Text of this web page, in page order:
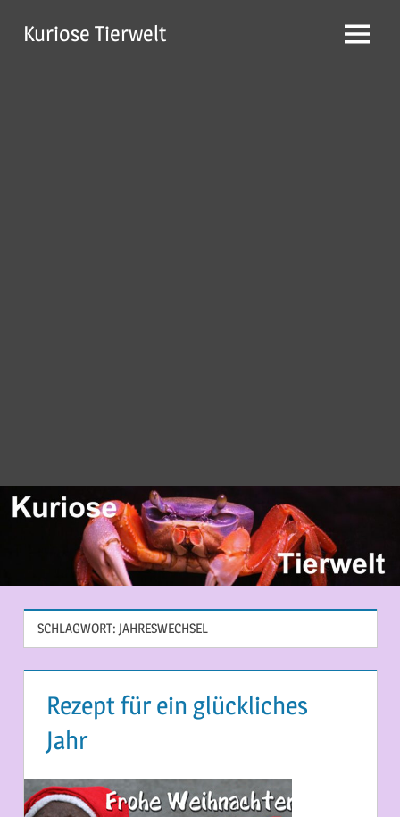
InhaltKuriose Tierwelt Menü
SCHLAGWORT: JAHRESWECHSEL
Rezept für ein glückliches
Jahr